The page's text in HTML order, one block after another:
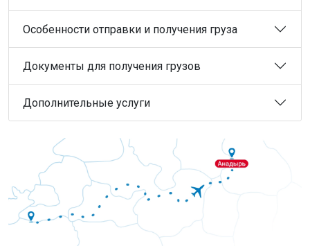
Особенности отправки и получения груза
Документы для получения грузов
Дополнительные услуги